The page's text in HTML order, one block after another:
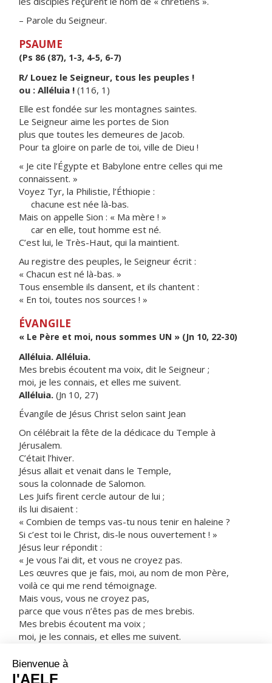
– Parole du Seigneur.
PSAUME
(Ps 86 (87), 1-3, 4-5, 6-7)
R/ Louez le Seigneur, tous les peuples !
ou : Alléluia ! (116, 1)
Elle est fondée sur les montagnes saintes.
Le Seigneur aime les portes de Sion
plus que toutes les demeures de Jacob.
Pour ta gloire on parle de toi, ville de Dieu !
« Je cite l’Égypte et Babylone entre celles qui me
connaissent. »
Voyez Tyr, la Philistie, l’Éthiopie :
chacune est née là-bas.
Mais on appelle Sion : « Ma mère ! »
car en elle, tout homme est né.
C’est lui, le Très-Haut, qui la maintient.
Au registre des peuples, le Seigneur écrit :
« Chacun est né là-bas. »
Tous ensemble ils dansent, et ils chantent :
« En toi, toutes nos sources ! »
ÉVANGILE
« Le Père et moi, nous sommes UN » (Jn 10, 22-30)
Alléluia. Alléluia.
Mes brebis écoutent ma voix, dit le Seigneur ;
moi, je les connais, et elles me suivent.
Alléluia. (Jn 10, 27)
Évangile de Jésus Christ selon saint Jean
On célébrait la fête de la dédicace du Temple à
Jérusalem.
C’était l’hiver.
Jésus allait et venait dans le Temple,
sous la colonnade de Salomon.
Les Juifs firent cercle autour de lui ;
ils lui disaient :
« Combien de temps vas-tu nous tenir en haleine ?
Si c’est toi le Christ, dis-le nous ouvertement ! »
Jésus leur répondit :
« Je vous l’ai dit, et vous ne croyez pas.
Les œuvres que je fais, moi, au nom de mon Père,
voilà ce qui me rend témoignage.
Mais vous, vous ne croyez pas,
parce que vous n’êtes pas de mes brebis.
Mes brebis écoutent ma voix ;
moi, je les connais, et elles me suivent.
jamais elles ne périront,
et personne ne les arrachera de ma main.